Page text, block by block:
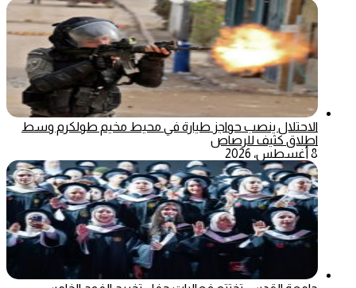
الاحتلال ينصب حواجز طيارة في محيط مخيم طولكرم وسط
اطلاق كثيف للرصاص
8 أغسطس، 2026